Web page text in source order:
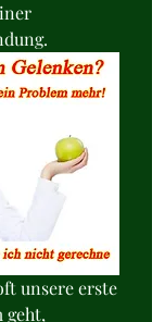
unsere erste
geht,